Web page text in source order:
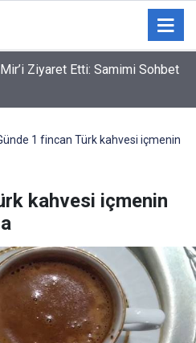
Ziyaret Etti: Samimi Sohbet
1 fincan Türk kahvesi içmenin
kahvesi içmenin